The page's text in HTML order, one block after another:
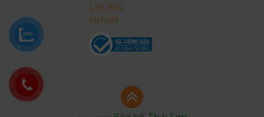
CHỨNG
NHẬN